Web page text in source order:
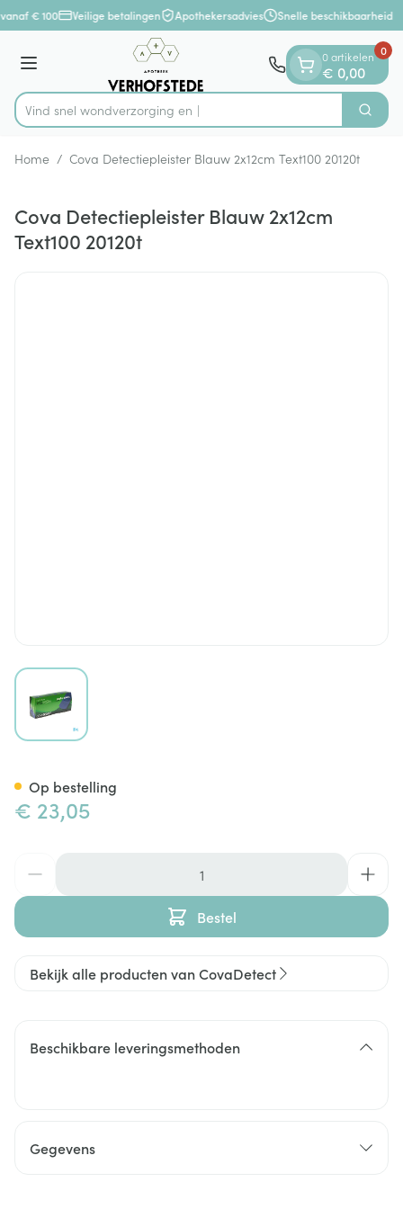
Ga naar de inhoud
1 van 1
€ 100 Veilige betalingen Apothekersadvies Snelle beschikbaarheid
Menu
Product, merk, categorie...
Vind snel wondverzorg Zoek
0 artikelen
€ 0,00
0
Home / Cova Detectiepleister Blauw 2x12cm Text100 20120t
Cova Detectiepleister Blauw 2x12cm
Text100 20120t
View larger image
€ 23,05
Bestel
Op bestelling
Bekijk alle producten van CovaDetect
Beschikbare leveringsmethoden
Gegevens